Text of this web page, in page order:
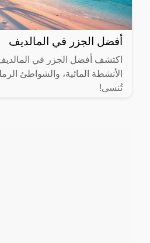
أفضل الجزر في المالديف
اكتشف أفضل الجزر في المالديف
الأنشطة المائية، والشواطئ
تُنسى!